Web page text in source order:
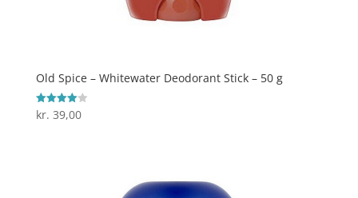
Old Spice – Whitewater Deodorant Stick – 50 g
Vurderet
4
kr. 39,00